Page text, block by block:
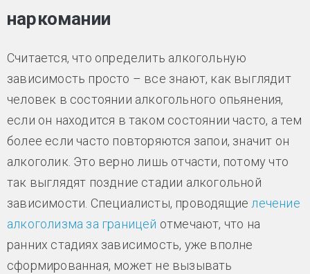
наркомании
Считается, что определить алкогольную
зависимость просто – все знают, как выглядит
человек в состоянии алкогольного опьянения,
если он находится в таком состоянии часто, а тем
более если часто повторяются запои, значит он
алкоголик. Это верно лишь отчасти, потому что
так выглядят поздние стадии алкогольной
зависимости. Специалисты, проводящие лечение
алкоголизма за границей отмечают, что на
ранних стадиях зависимость, уже вполне
сформированная, может не вызывать